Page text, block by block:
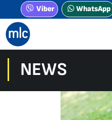
Viber WhatsApp
NEWS